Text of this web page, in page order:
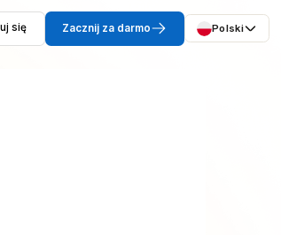
się Zacznij za darmo Polski